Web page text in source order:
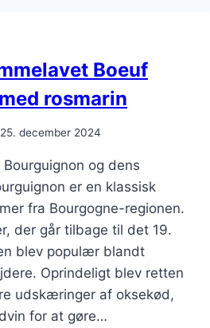
Boeuf
rosmarin
25. december 2024
og dens
er en klassisk
fra Bourgogne-regionen.
der går tilbage til det 19.
blev populær blandt
Oprindeligt blev retten
udskæringer af oksekød,
for at gøre…